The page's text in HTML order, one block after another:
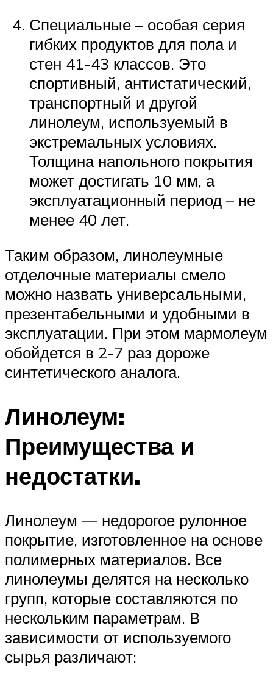
Специальные – особая серия
гибких продуктов для пола и
стен 41-43 классов. Это
спортивный, антистатический,
транспортный и другой
линолеум, используемый в
экстремальных условиях.
Толщина напольного покрытия
может достигать 10 мм, а
эксплуатационный период – не
менее 40 лет.
Таким образом, линолеумные
отделочные материалы смело
можно назвать универсальными,
презентабельными и удобными в
эксплуатации. При этом мармолеум
обойдется в 2-7 раз дороже
синтетического аналога.
Линолеум:
Преимущества и
недостатки.
Линолеум — недорогое рулонное
покрытие, изготовленное на основе
полимерных материалов. Все
линолеумы делятся на несколько
групп, которые составляются по
нескольким параметрам. В
зависимости от используемого
сырья различают: